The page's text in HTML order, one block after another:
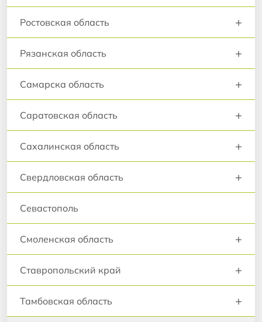
Ростовская область +
Рязанская область +
Самарска область +
Саратовская область +
Сахалинская область +
Свердловская область +
Севастополь
Смоленская область +
Ставропольский край +
Тамбовская область +